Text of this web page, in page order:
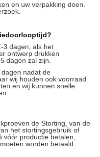
en uw verpakking doen.
3 dagen, als het
ontwerp drukken
dagen zal zijn.
nadat de
wij houden ook voorraad
en wij kunnen snelle
de Storting, van de
het stortingsgebruik of
vóór productie betalen,
worden betaald.